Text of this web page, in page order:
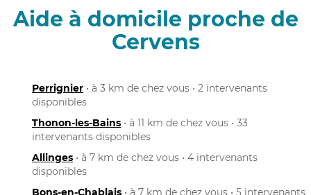
Aide à domicile proche de
Cervens
Perrignier • à 3 km de chez vous • 2 intervenants
disponibles
Thonon-les-Bains • à 11 km de chez vous • 33
intervenants disponibles
Allinges • à 7 km de chez vous • 4 intervenants
disponibles
Bons-en-Chablais • à 7 km de chez vous • 5 intervenants